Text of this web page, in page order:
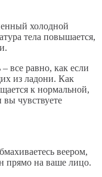
холодной
тела повышается,
все равно, как если
из ладони. Как
к нормальной,
вы чувствуете
веером,
прямо на ваше лицо.